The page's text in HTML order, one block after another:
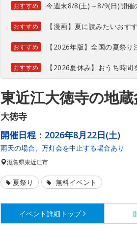
おすすめ 今週末8/8(土)～8/9(日)開催
おすすめ 【漫画】夏に読みたいおす
おすすめ 【2026年版】全国の夏祭
おすすめ 【2026夏休み】おうち時
東近江大徳寺の地
大徳寺
開催日程： 2026年8月22日(土)
雨天の場合、万灯会を中止する場合あり
滋賀県東近江市
夏祭り 無料イベント
イベント詳細 トップ